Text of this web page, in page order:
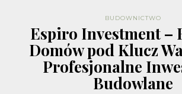
BUDOWNICTWO
Espiro Investment –
Domów pod Klucz
Profesjonalne
Budowlane